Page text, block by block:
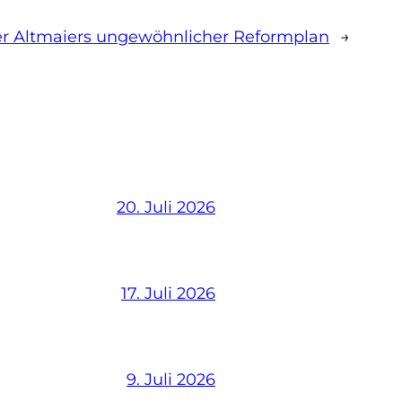
Altmaiers ungewöhnlicher Reformplan →
20. Juli 2026
17. Juli 2026
9. Juli 2026